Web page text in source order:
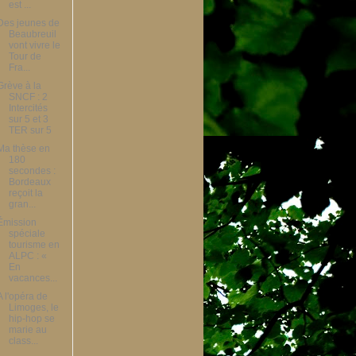
est ...
jeunes de
Beaubreuil
vont vivre le
Tour de
Fra...
à la
SNCF : 2
Intercités
sur 5 et 3
TER sur 5
thèse en
180
secondes :
Bordeaux
reçoit la
gran...
spéciale
tourisme en
ALPC : «
En
vacances...
l'opéra de
Limoges, le
hip-hop se
marie au
class...